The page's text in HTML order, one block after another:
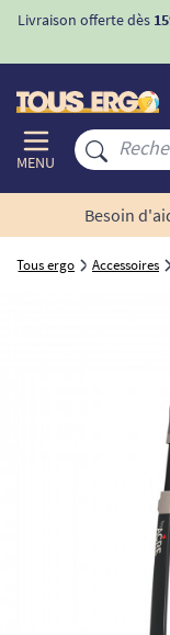
Livraison offerte dès
MENU
Besoin
Tous ergo Accessoires